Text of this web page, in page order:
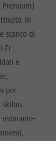
Premium)
In
scarico di
Fi
e
per
skibus
ristorante-